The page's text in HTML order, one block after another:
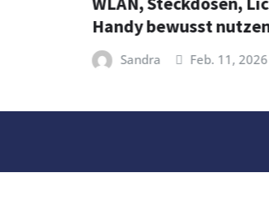
Handy bewusst nutzen
Sandra Feb. 11, 2026